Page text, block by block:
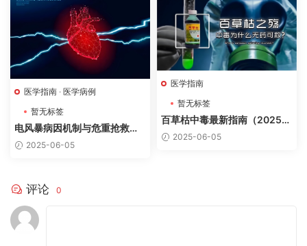
医学指南 · 医学病例
暂无标签
电风暴病因机制与危重抢救病
例分析
2025-06-05
医学指南
暂无标签
百草枯中毒最新指南（2025
版）2025-06-05
评论 0